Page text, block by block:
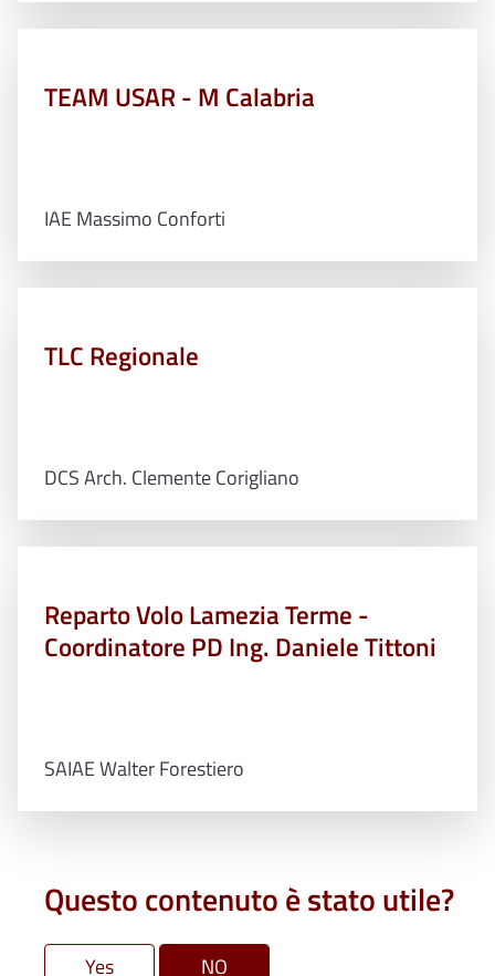
TEAM USAR - M Calabria
IAE Massimo Conforti
TLC Regionale
DCS Arch. Clemente Corigliano
Reparto Volo Lamezia Terme -
Coordinatore PD Ing. Daniele Tittoni
SAIAE Walter Forestiero
Questo contenuto è stato utile?